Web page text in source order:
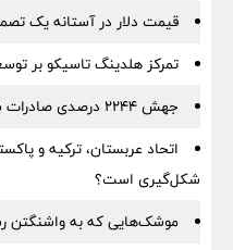
قیمت دلار در آستانه یک
تمرکز هلدینگ تاسیکو بر
جهش ۲۲۴۴ درصدی صادرات شرکت کربن ایران
اتحاد عربستان، ترکیه و
شکل‌گیری است؟
موشک‌هایی که به واشنگتن